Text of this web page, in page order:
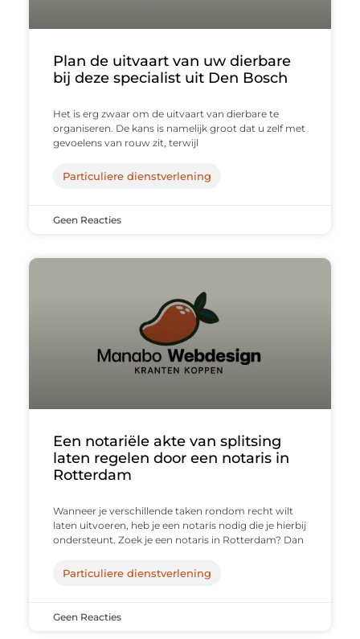
Plan de uitvaart van uw dierbare
bij deze specialist uit Den Bosch
Het is erg zwaar om de uitvaart van dierbare te
organiseren. De kans is namelijk groot dat u zelf met
gevoelens van rouw zit, terwijl
Particuliere dienstverlening
Geen Reacties
Een notariële akte van splitsing
laten regelen door een notaris in
Rotterdam
Wanneer je verschillende taken rondom recht wilt
laten uitvoeren, heb je een notaris nodig die je hierbij
ondersteunt. Zoek je een notaris in Rotterdam? Dan
Particuliere dienstverlening
Geen Reacties